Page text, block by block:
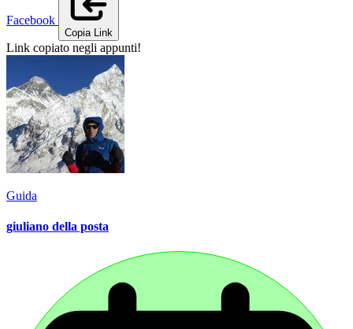
Facebook
Copia Link
Link copiato negli appunti!
Guida
giuliano della posta